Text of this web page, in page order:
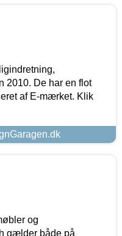
2010. De har en flot
af E-mærket. Klik
og
gælder både på